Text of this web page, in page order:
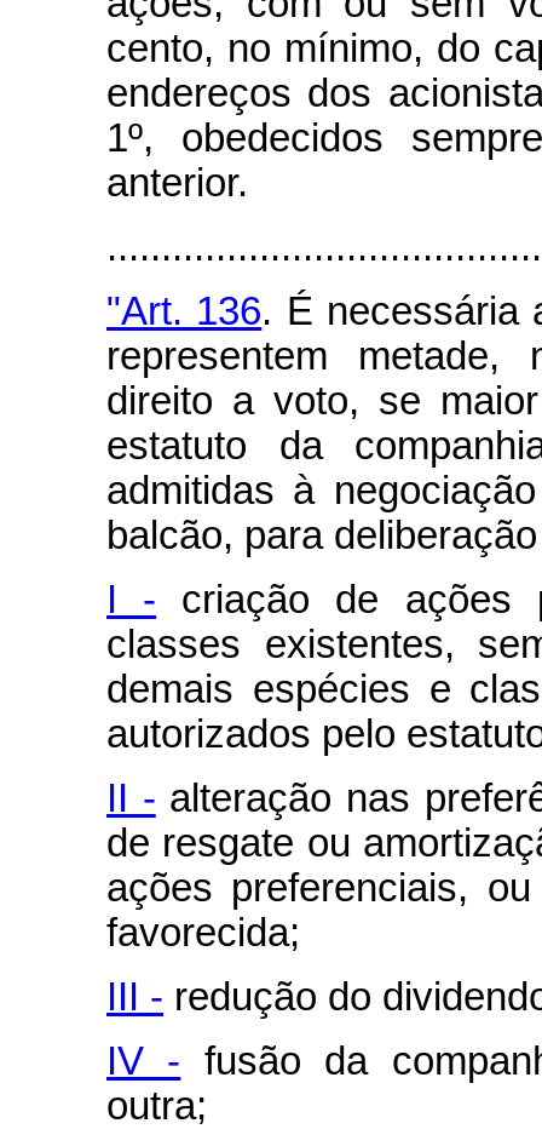
cento, no mínimo, do
endereços dos
1º, obedecidos
anterior.
"Art. 136. É necessária
representem
direito a voto, se
estatuto da
admitidas à
balcão, para
I - criação de ações
classes existentes,
demais espécies e
autorizados pelo
II - alteração nas
de resgate ou
ações preferenciais,
favorecida;
III - redução do
IV - fusão da
outra;